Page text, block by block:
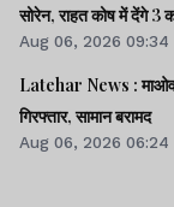
सोरेन, राहत कोष में देंगे 3
Aug 06, 2026 09:34
Latehar News :
गिरफ्तार, सामान बरामद
Aug 06, 2026 06:24